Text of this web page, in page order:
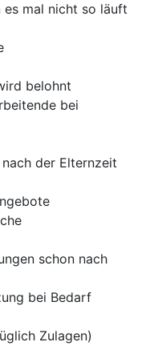
es mal nicht so läuft
belohnt
bei
der Elternzeit
schon nach
bei Bedarf
Zulagen)